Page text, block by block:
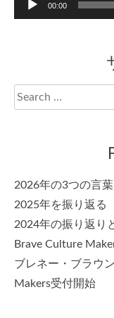
00:00
Search
for:
2026年の3つの言葉
2025年を振り返る
2024年の振り返り
Brave Culture
ブレネー・ブラウ
Makers受付開始